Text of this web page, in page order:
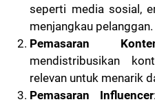
seperti media sosial,
menjangkau pelanggan.
Pemasaran
mendistribusikan
relevan untuk menarik
Pemasaran Influencer